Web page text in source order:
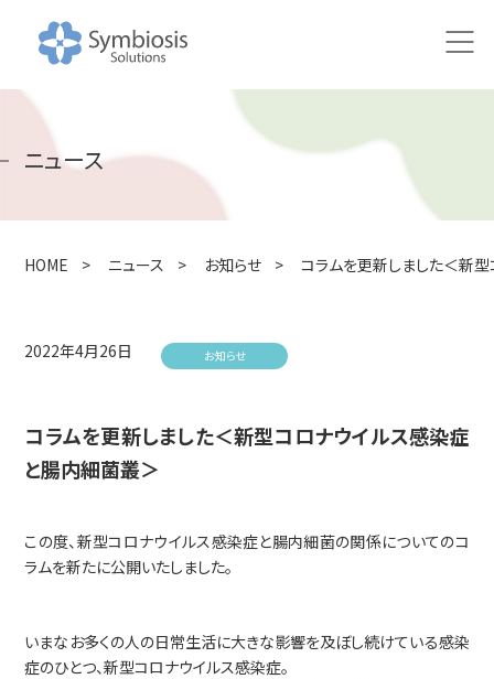
ニュース
HOME > ニュース > お知らせ > コラムを更新しました＜新
2022年4月26日 お知らせ
コラムを更新しました＜新型コロナウイルス感染症
と腸内細菌叢＞
この度、新型コロナウイルス感染症と腸内細菌の関係についてのコ
ラムを新たに公開いたしました。
いまなお多くの人の日常生活に大きな影響を及ぼし続けている感染
症のひとつ、新型コロナウイルス感染症。
HOME
研究アプローチ
研究成果・論文
SYMGRAM
医食品